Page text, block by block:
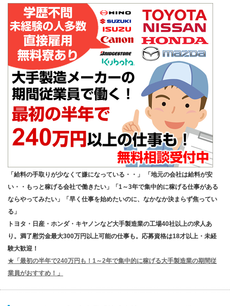
「給料の手取りが少なくて嫌になっている・・」 「地元の会社は給料が安
い・・もっと稼げる会社で働きたい」「1～3年で集中的に稼げる仕事がある
ならやってみたい」「早く仕事を始めたいのに、なかなか決まらず焦ってい
る」
トヨタ・日産・ホンダ・キヤノンなど大手製造業の工場40社以上の求人あ
り。満了慰労金最大300万円以上可能の仕事も。応募資格は18才以上・未経
験大歓迎！
★「最初の半年で240万円も！1～2年で集中的に稼げる大手製造業の期間従
業員がおすすめ！」